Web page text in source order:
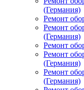
(Германия)
Ремонт
Ремонт
(Германия)
Ремонт
Ремонт
(Германия)
Ремонт
(Германия)